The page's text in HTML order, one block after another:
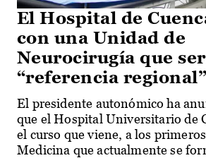
El Hospital de
con una Unidad de
Neurocirugía que
“referencia regional”
El presidente autonómico ha
que el Hospital Universitario de
el curso que viene, a los
Medicina que actualmente se